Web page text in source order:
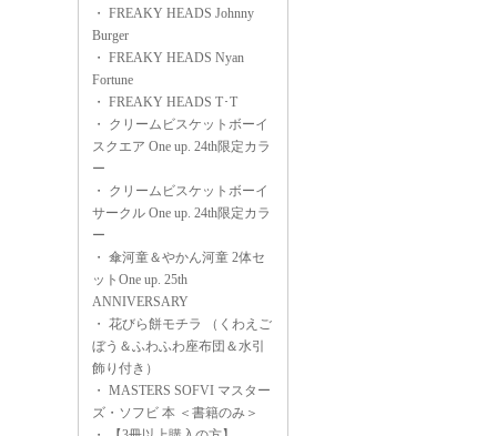
・ FREAKY HEADS Johnny
Burger
・ FREAKY HEADS Nyan
Fortune
・ FREAKY HEADS T･T
・ クリームビスケットボーイ
スクエア One up. 24th限定カラ
ー
・ クリームビスケットボーイ
サークル One up. 24th限定カラ
ー
・ 傘河童＆やかん河童 2体セ
ットOne up. 25th
ANNIVERSARY
・ 花びら餅モチラ （くわえご
ぼう＆ふわふわ座布団＆水引
飾り付き）
・ MASTERS SOFVI マスター
ズ・ソフビ 本 ＜書籍のみ＞